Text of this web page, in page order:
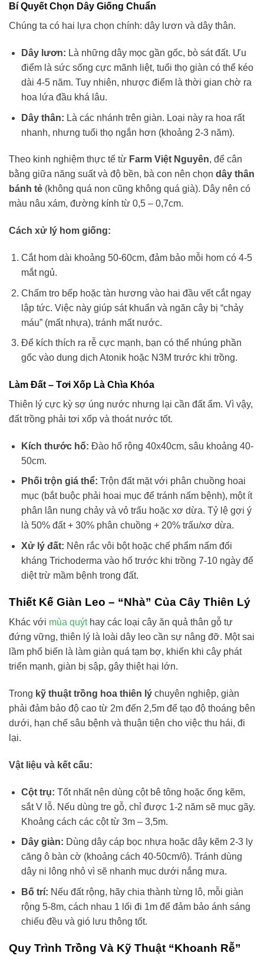
Bí Quyết Chọn Dây Giống Chuẩn
Chúng ta có hai lựa chọn chính: dây lươn và dây thân.
Dây lươn: Là những dây mọc gần gốc, bò sát đất. Ưu
điểm là sức sống cực mãnh liệt, tuổi thọ giàn có thể kéo
dài 4-5 năm. Tuy nhiên, nhược điểm là thời gian chờ ra
hoa lứa đầu khá lâu.
Dây thân: Là các nhánh trên giàn. Loại này ra hoa rất
nhanh, nhưng tuổi thọ ngắn hơn (khoảng 2-3 năm).
Theo kinh nghiệm thực tế từ Farm Việt Nguyên, để cân
bằng giữa năng suất và độ bền, bà con nên chọn dây thân
bánh tẻ (không quá non cũng không quá già). Dây nên có
màu nâu xám, đường kính từ 0,5 – 0,7cm.
Cách xử lý hom giống:
Cắt hom dài khoảng 50-60cm, đảm bảo mỗi hom có 4-5
mắt ngủ.
Chấm tro bếp hoặc tàn hương vào hai đầu vết cắt ngay
lập tức. Việc này giúp sát khuẩn và ngăn cây bị “chảy
máu” (mất nhựa), tránh mất nước.
Để kích thích ra rễ cực mạnh, bạn có thể nhúng phần
gốc vào dung dịch Atonik hoặc N3M trước khi trồng.
Làm Đất – Tơi Xốp Là Chìa Khóa
Thiên lý cực kỳ sợ úng nước nhưng lại cần đất ẩm. Vì vậy,
đất trồng phải tơi xốp và thoát nước tốt.
Kích thước hố: Đào hố rộng 40x40cm, sâu khoảng 40-
50cm.
Phối trộn giá thể: Trộn đất mặt với phân chuồng hoai
mục (bắt buộc phải hoai mục để tránh nấm bệnh), một ít
phân lân nung chảy và vỏ trấu hoặc xơ dừa. Tỷ lệ gợi ý
là 50% đất + 30% phân chuồng + 20% trấu/xơ dừa.
Xử lý đất: Nên rắc vôi bột hoặc chế phẩm nấm đối
kháng Trichoderma vào hố trước khi trồng 7-10 ngày để
diệt trừ mầm bệnh trong đất.
Thiết Kế Giàn Leo – “Nhà” Của Cây Thiên Lý
Khác với mùa quýthay các loại cây ăn quả thân gỗ tự
đứng vững, thiên lý là loài dây leo cần sự nâng đỡ. Một sai
lầm phổ biến là làm giàn quá tạm bợ, khiến khi cây phát
triển mạnh, giàn bị sập, gây thiệt hại lớn.
Trong kỹ thuật trồng hoa thiên lý chuyên nghiệp, giàn
phải đảm bảo độ cao từ 2m đến 2,5m để tạo độ thoáng bên
dưới, hạn chế sâu bệnh và thuận tiện cho việc thu hái, đi
lại.
Vật liệu và kết cấu:
Cột trụ: Tốt nhất nên dùng cột bê tông hoặc ống kẽm,
sắt V lỗ. Nếu dùng tre gỗ, chỉ được 1-2 năm sẽ mục gãy.
Khoảng cách các cột từ 3m – 3,5m.
Dây giàn: Dùng dây cáp bọc nhựa hoặc dây kẽm 2-3 ly
căng ô bàn cờ (khoảng cách 40-50cm/ô). Tránh dùng
dây ni lông nhỏ vì sẽ nhanh mục dưới nắng mưa.
Bố trí: Nếu đất rộng, hãy chia thành từng lô, mỗi giàn
rộng 5-8m, cách nhau 1 lối đi 1m để đảm bảo ánh sáng
chiếu đều và gió lưu thông tốt.
Quy Trình Trồng Và Kỹ Thuật “Khoanh Rễ”